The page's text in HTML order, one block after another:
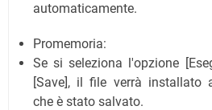
automaticamente.
Promemoria:
Se si seleziona l'opzione
[Save], il file verrà installato
che è stato salvato.